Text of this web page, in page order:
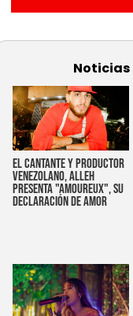
Noticias
EL CANTANTE Y PRODUCTOR
VENEZOLANO, ALLEH
PRESENTA "AMOUREUX", SU
DECLARACIÓN DE AMOR